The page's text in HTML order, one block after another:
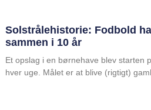
Solstrålehistorie: Fodbold
sammen i 10 år
Et opslag i en børnehave blev starten
hver uge. Målet er at blive (rigtigt)